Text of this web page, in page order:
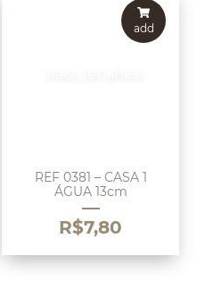
REF 0381 – CASA 1
ÁGUA 13cm
R$7,80
add